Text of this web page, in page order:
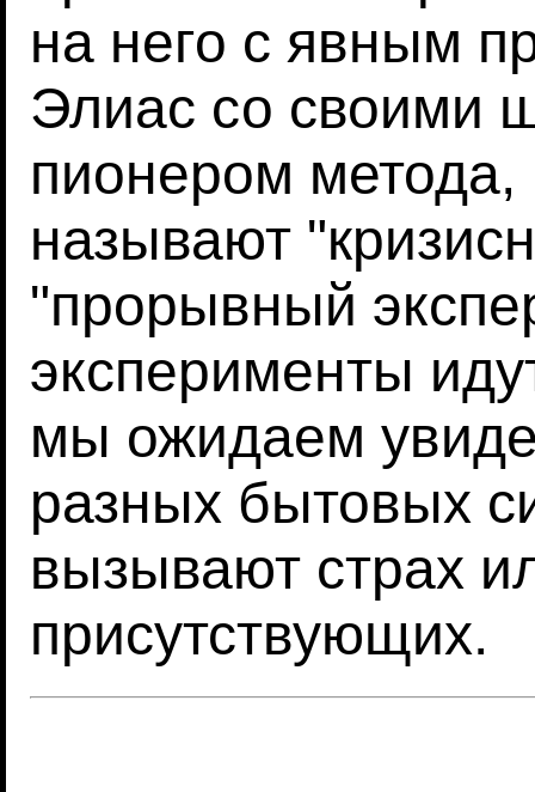
на него с явным
Элиас со своими
пионером метода,
называют
"прорывный
эксперименты
мы ожидаем
разных бытовых
вызывают страх
присутствующих.